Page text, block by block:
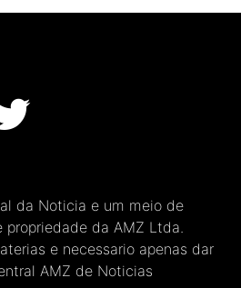
da Noticia e um meio de
propriedade da AMZ Ltda.
e necessario apenas dar
AMZ de Noticias